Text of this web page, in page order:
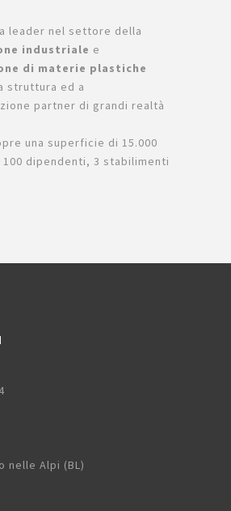
leader nel settore della
industriale e
di materie plastiche
struttura ed a
partner di grandi realtà
una superficie di 15.000
dipendenti, 3 stabilimenti
nelle Alpi (BL)